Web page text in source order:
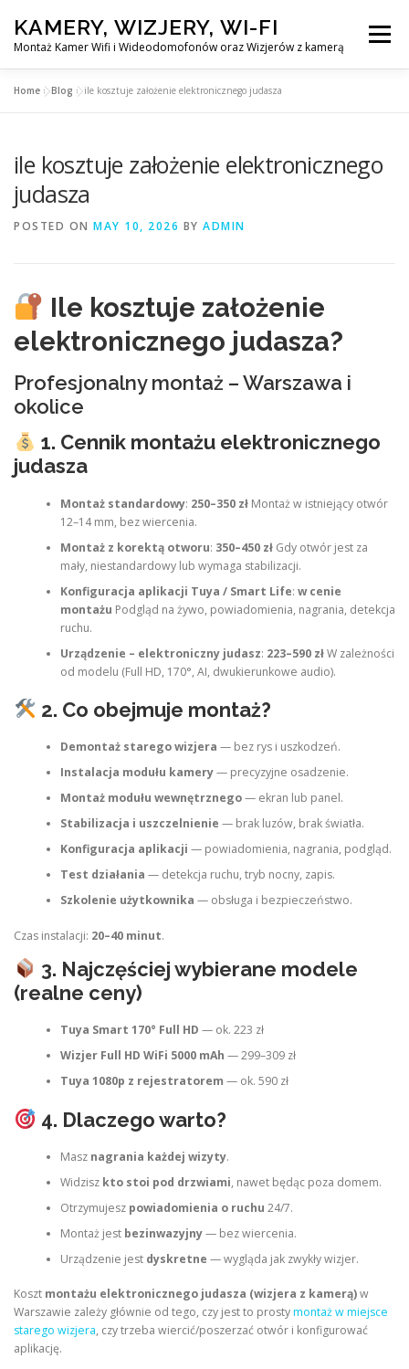
content
KAMERY, WIZJERY, WI-FI
Montaż Kamer Wifi i Wideodomofonów oraz Wizjerów z kamerą
Menu
MONTAŻ WIDEDOMOFONÓW
KONTAKT
EN
Home »Blog »ile kosztuje założenie elektronicznego judasza
ile kosztuje założenie elektronicznego
judasza
POSTED ON MAY 10, 2026 BY ADMIN
Ile kosztuje założenie
elektronicznego judasza?
Profesjonalny montaż – Warszawa i
okolice
1. Cennik montażu elektronicznego
judasza
Montaż standardowy: 250–350 złMontaż w istniejący otwór
12–14 mm, bez wiercenia.
Montaż z korektą otworu: 350–450 złGdy otwór jest za
mały, niestandardowy lub wymaga stabilizacji.
Konfiguracja aplikacji Tuya / Smart Life: w cenie
montażu Podgląd na żywo, powiadomienia, nagrania, detekcja
ruchu.
Urządzenie – elektroniczny judasz: 223–590 złW zależności
od modelu (Full HD, 170°, AI, dwukierunkowe audio).
2. Co obejmuje montaż?
Demontaż starego wizjera — bez rys i uszkodzeń.
Instalacja modułu kamery— precyzyjne osadzenie.
Montaż modułu wewnętrznego— ekran lub panel.
Stabilizacja i uszczelnienie — brak luzów, brak światła.
Konfiguracja aplikacji — powiadomienia, nagrania, podgląd.
Test działania — detekcja ruchu, tryb nocny, zapis.
Szkolenie użytkownika — obsługa i bezpieczeństwo.
Czas instalacji: 20–40 minut.
3. Najczęściej wybierane modele
(realne ceny)
Tuya Smart 170° Full HD — ok. 223 zł
Wizjer Full HD WiFi 5000 mAh — 299–309 zł
Tuya 1080p z rejestratorem — ok. 590 zł
4. Dlaczego warto?
Masz nagrania każdej wizyty.
Widzisz kto stoi pod drzwiami, nawet będąc poza domem.
Otrzymujesz powiadomienia o ruchu 24/7.
Montaż jest bezinwazyjny— bez wiercenia.
Urządzenie jest dyskretne — wygląda jak zwykły wizjer.
Koszt montażu elektronicznego judasza (wizjera z kamerą)w
Warszawie zależy głównie od tego, czy jest to prostymontaż w miejsce
starego wizjera, czy trzeba wiercić/poszerzać otwór i konfigurować
aplikację.